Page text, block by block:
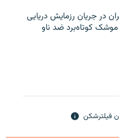
در جریان رزمایش دریایی
کوتاه‌برد ضد ناو
فیلترشکن